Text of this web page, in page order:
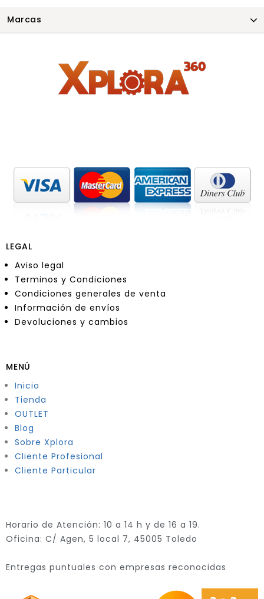
Marcas
LEGAL
Aviso legal
Terminos y Condiciones
Condiciones generales de venta
Información de envíos
Devoluciones y cambios
MENÚ
Inicio
Tienda
OUTLET
Blog
Sobre Xplora
Cliente Profesional
Cliente Particular
Horario de Atención: 10 a 14 h y de 16 a 19.
Oficina: C/ Agen, 5 local 7, 45005 Toledo
Entregas puntuales con empresas reconocidas